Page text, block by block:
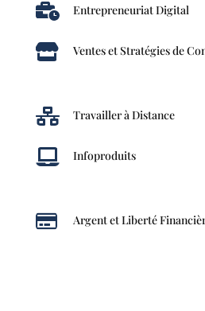
 Entrepreneuriat Digital
 Ventes et Stratégies de
 Travailler à Distance
 Infoproduits
 Argent et Liberté